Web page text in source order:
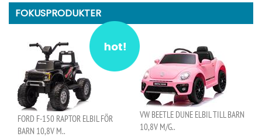
FOKUSPRODUKTER
FORD F-150 RAPTOR ELBIL FÖR
BARN 10,8V M..
VW BEETLE DUNE ELBIL TILL BARN
10,8V M/G..